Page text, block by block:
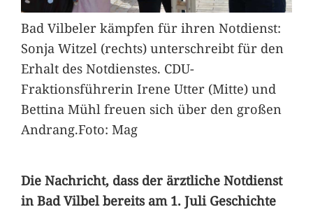
Bad Vilbeler kämpfen für ihren Notdienst:
Sonja Witzel (rechts) unterschreibt für den
Erhalt des Notdienstes. CDU-
Fraktionsführerin Irene Utter (Mitte) und
Bettina Mühl freuen sich über den großen
Andrang.Foto: Mag
Die Nachricht, dass der ärztliche Notdienst
in Bad Vilbel bereits am 1. Juli Geschichte